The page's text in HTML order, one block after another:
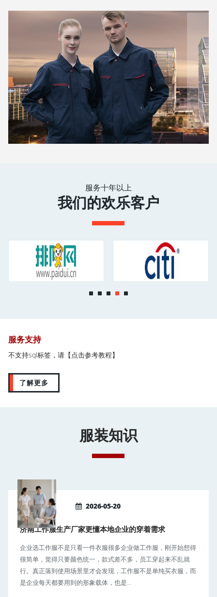
服务十年以上
我们的欢乐客户
服务支持
不支持sql标签，请 【点击参考教程】
了解更多
服装知识
2026-05-20
济南工作服生产厂家更懂本地企业的穿着需求
企业选工作服不是只看一件衣服很多企业做工作服，刚开始想得
很简单，觉得只要颜色统一，款式差不多，员工穿起来不乱就
行。真正落到使用场景里才会发现，工作服不是单纯买衣服，而
是企业每天都要用到的形象载体，也是...